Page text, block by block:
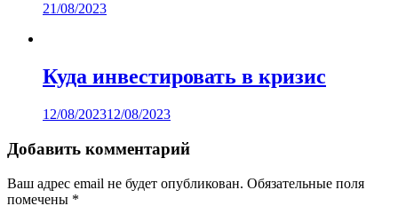
21/08/2023
Куда инвестировать в кризис
12/08/202312/08/2023
Добавить комментарий
Ваш адрес email не будет опубликован. Обязательные поля
помечены *